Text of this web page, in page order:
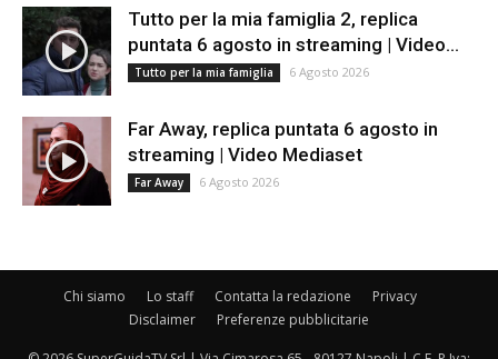
Tutto per la mia famiglia 2, replica
puntata 6 agosto in streaming | Video...
Tutto per la mia famiglia 6 Agosto 2026
Far Away, replica puntata 6 agosto in
streaming | Video Mediaset
Far Away 6 Agosto 2026
Chi siamo Lo staff Contatta la redazione
Privacy
Disclaimer
Preferenze pubblicitarie